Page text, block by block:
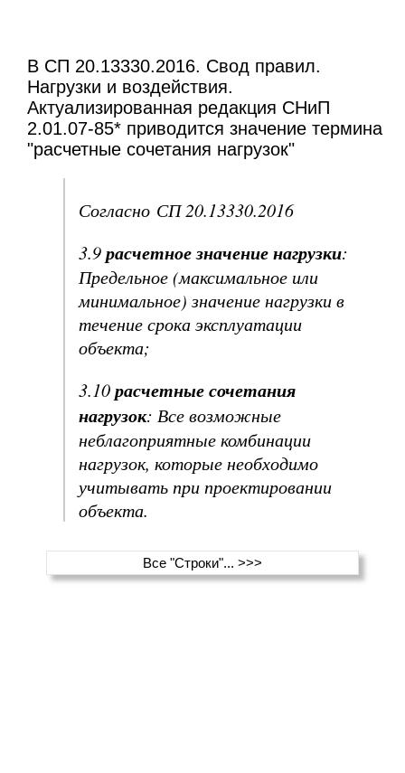
В СП 20.13330.2016. Свод правил.
Нагрузки и воздействия.
Актуализированная редакция СНиП
2.01.07-85* приводится значение термина
"расчетные сочетания нагрузок"
Согласно СП 20.13330.2016
3.9расчетное значение нагрузки:
Предельное (максимальное или
минимальное) значение нагрузки в
течение срока эксплуатации
объекта;
3.10расчетные сочетания
нагрузок: Все возможные
неблагоприятные комбинации
нагрузок, которые необходимо
учитывать при проектировании
объекта.
Все "Строки"... >>>